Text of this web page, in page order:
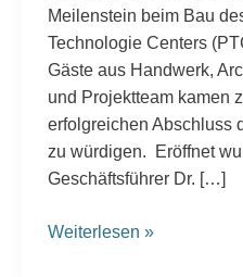
Meilenstein beim Bau
Technologie Centers
Gäste aus Handwerk,
und Projektteam kamen
erfolgreichen Abschluss
zu würdigen. Eröffnet
Geschäftsführer Dr. […]
Weiterlesen »